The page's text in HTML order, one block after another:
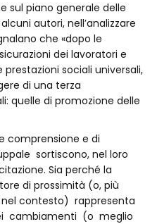
sul piano generale delle
autori, nell’analizzare
che «dopo le
dei lavoratori e
sociali universali,
di una terza
quelle di promozione delle
comprensione e di
sortiscono, nel loro
Sia perché la
di prossimità (o, più
nel contesto) rappresenta
cambiamenti (o meglio